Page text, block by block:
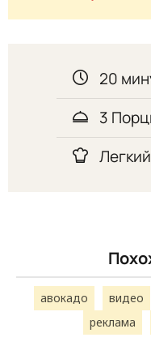
20
3
Легкий
авокадо видео
реклама